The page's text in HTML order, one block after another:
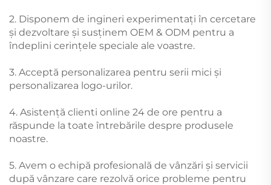
2. Disponem de ingineri experimentați în cercetare
și dezvoltare și susținem OEM & ODM pentru a
îndeplini cerințele speciale ale voastre.
3. Acceptă personalizarea pentru serii mici și
personalizarea logo-urilor.
4. Asistență clienti online 24 de ore pentru a
răspunde la toate întrebările despre produsele
noastre.
5. Avem o echipă profesională de vânzări și servicii
după vânzare care rezolvă orice probleme pentru